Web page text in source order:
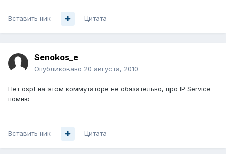
Вставить ник Цитата
Senokos_e
Опубликовано 20 августа, 2010
Нет ospf на этом коммутаторе не обязательно, про IP Service
помню
Вставить ник Цитата